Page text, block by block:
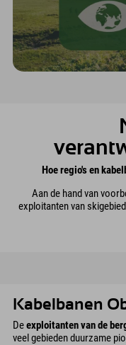
Hoe regio's en
Aan de hand van
exploitanten van
Kabelbanen
Deexploitanten van de
veel gebieden duurzame